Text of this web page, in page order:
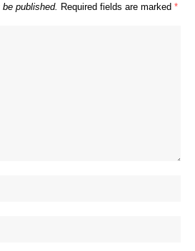
published. Required fields are marked *